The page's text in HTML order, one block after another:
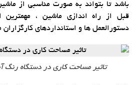
باشد تا بتواند به صورت مناسبی از
قبل از راه اندازی ماشین ، مهمترین
دستورالعمل ها و استانداردهای
تاثیر مساحت کاری در دستگاه رنگ